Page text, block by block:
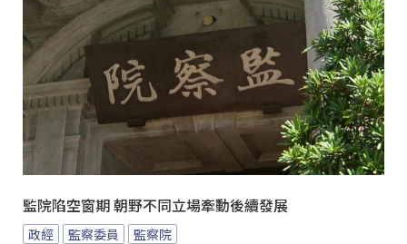
監院陷空窗期 朝野不同立場牽動後續發展
政經 監察委員 監察院